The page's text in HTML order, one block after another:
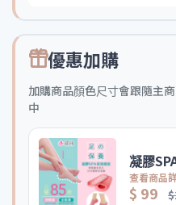
優惠加購
加購商品顏色尺寸會跟隨主
中
凝膠
查看商品
$ 99